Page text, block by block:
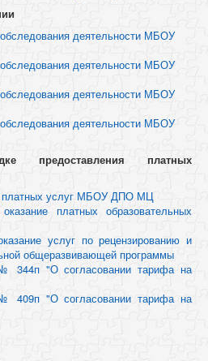
деятельности МБОУ
деятельности МБОУ
деятельности МБОУ
деятельности МБОУ
предоставления платных
платных услуг МБОУ ДПО МЦ
платных образовательных
услуг по рецензированию и
общеразвивающей программы
344п "О согласовании тарифа на
409п "О согласовании тарифа на